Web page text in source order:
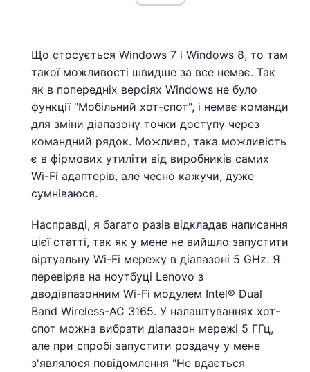
Що стосується Windows 7 і Windows 8, то там
такої можливості швидше за все немає. Так
як в попередніх версіях Windows не було
функції "Мобільний хот-спот", і немає команди
для зміни діапазону точки доступу через
командний рядок. Можливо, така можливість
є в фірмових утиліти від виробників самих
Wi-Fi адаптерів, але чесно кажучи, дуже
сумніваюся.
Насправді, я багато разів відкладав написання
цієї статті, так як у мене не вийшло запустити
віртуальну Wi-Fi мережу в діапазоні 5 GHz. Я
перевіряв на ноутбуці Lenovo з
дводіапазонним Wi-Fi модулем Intel® Dual
Band Wireless-AC 3165. У налаштуваннях хот-
спот можна вибрати діапазон мережі 5 ГГц,
але при спробі запустити роздачу у мене
з'являлося повідомлення "Не вдається